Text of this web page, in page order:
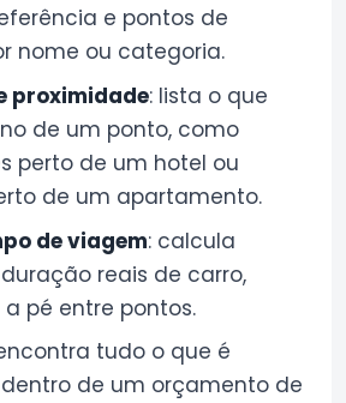
e pontos de
nome ou categoria.
proximidade: lista o que
de um ponto, como
perto de um hotel ou
de um apartamento.
de viagem: calcula
reais de carro,
pé entre pontos.
tudo o que é
de um orçamento de